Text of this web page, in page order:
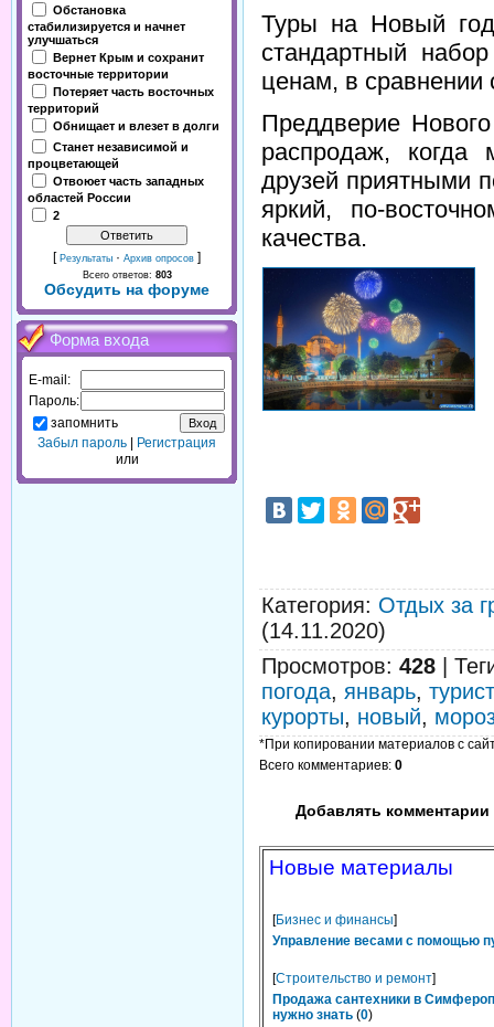
Обстановка
стабилизируется и начнет
улучшаться
Вернет Крым и сохранит
восточные территории
Потеряет часть восточных
территорий
Обнищает и влезет в долги
Станет независимой и
процветающей
Отвоюет часть западных
областей России
2
[ Результаты · Архив опросов ]
Всего ответов: 803
Обсудить на форуме
Форма входа
E-mail:
Пароль:
запомнить
Забыл пароль
Регистрация
или
Туры на Новый
стандартный
ценам, в сравнении
Преддверие
распродаж, когда
друзей приятными
яркий, по-
качества.
Категория: Отдых за
(14.11.2020)
Просмотров: 428
погода, январь,
курорты, новый,
*При копировании материалов с
Всего комментариев: 0
Добавлять комментарии
Новые материалы
[Бизнес и финансы]
Управление весами с помощью
[Строительство и ремонт]
Продажа сантехники в
нужно знать (0)